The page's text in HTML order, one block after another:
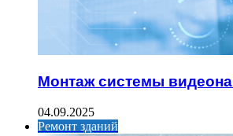
Монтаж системы
04.09.2025
Ремонт зданий